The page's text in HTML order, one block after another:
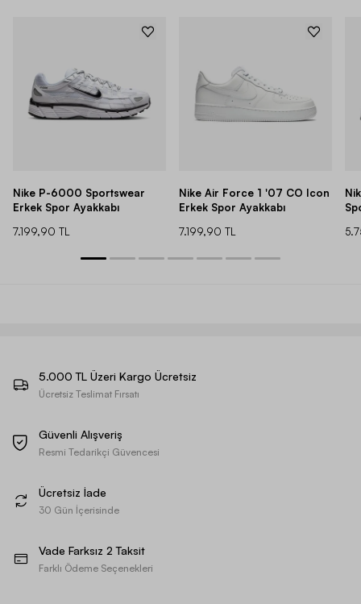
Nike P-6000 Sportswear
Erkek Spor Ayakkabı
7.199,90 TL
Nike Air Force 1 '07 CO Icon
Erkek Spor Ayakkabı
7.199,90 TL
5.000 TL Üzeri Kargo Ücretsiz
Ücretsiz Teslimat Fırsatı
Güvenli Alışveriş
Resmi Tedarikçi Güvencesi
Ücretsiz İade
30 Gün İçerisinde
Vade Farksız 2 Taksit
Farklı Ödeme Seçenekleri